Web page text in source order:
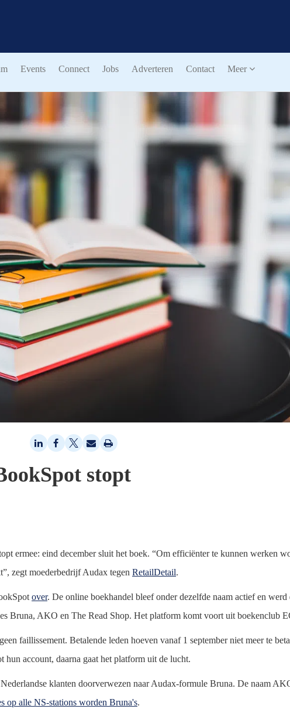
Events Connect Jobs Adverteren Contact Meer
stopt
ermee: eind december sluit het boek. “Om efficiënter te kunnen werken
zegt moederbedrijf Audax tegen RetailDetail.
over. De online boekhandel bleef onder dezelfde naam actief en werd
Bruna, AKO en The Read Shop. Het platform komt voort uit boekenclub
faillissement. Betalende leden hoeven vanaf 1 september niet meer te
hun account, daarna gaat het platform uit de lucht.
klanten doorverwezen naar Audax-formule Bruna. De naam
op alle NS-stations worden Bruna's.